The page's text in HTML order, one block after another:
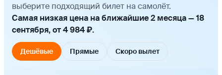
выберите подходящий билет на самолёт.
Самая низкая цена на ближайшие 2 месяца — 18
сентября, от 4 984 ₽.
Дешёвые Прямые Скоро вылет